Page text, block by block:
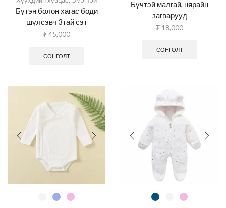
Бүтэн болон хагас боди
шүлсэвч 3тай сэт
₮45,000
СОНГОЛТ
Бүчтэй малгай, нярайн
загварууд
₮ 18,000
СОНГОЛТ